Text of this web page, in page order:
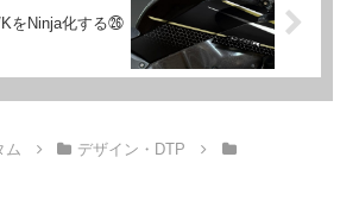
をNinja化する㉖
ム
デザイン・DTP